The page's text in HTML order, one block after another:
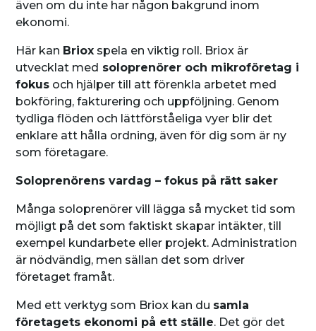
även om du inte har någon bakgrund inom
ekonomi.
Här kan Briox spela en viktig roll. Briox är
utvecklat med soloprenörer och mikroföretag i
fokus och hjälper till att förenkla arbetet med
bokföring, fakturering och uppföljning. Genom
tydliga flöden och lättförståeliga vyer blir det
enklare att hålla ordning, även för dig som är ny
som företagare.
Soloprenörens vardag – fokus på rätt saker
Många soloprenörer vill lägga så mycket tid som
möjligt på det som faktiskt skapar intäkter, till
exempel kundarbete eller projekt. Administration
är nödvändig, men sällan det som driver
företaget framåt.
Med ett verktyg som Briox kan du samla
företagets ekonomi på ett ställe. Det gör det